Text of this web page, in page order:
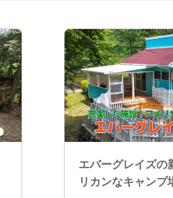
エバーグレイズの
リカンなキャンプ